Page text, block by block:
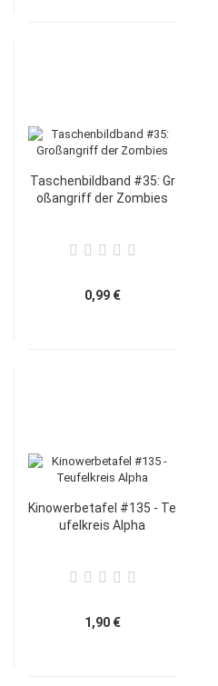
Taschenbildband #35: Gr
oßangriff der Zombies
0,99 €
Kinowerbetafel #135 - Te
ufelkreis Alpha
1,90 €